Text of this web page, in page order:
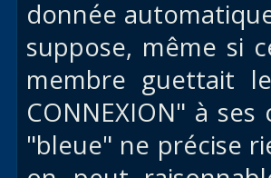
donnée
suppose, même si
membre guettait
CONNEXION" à
"bleue" ne précise